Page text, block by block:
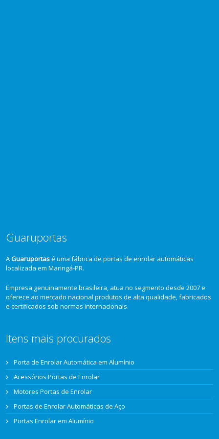
Guaruportas
AGuaruportasé uma fábrica de portas de enrolar automáticas
localizada em Maringá-PR.
Empresa genuinamente brasileira, atua no segmento desde 2007 e
oferece ao mercado nacional produtos de alta qualidade, fabricados
e certificados sob normas internacionais.
Itens mais procurados
Porta de Enrolar Automática em Alumínio
Acessórios Portas de Enrolar
Motores Portas de Enrolar
Portas de Enrolar Automáticas de Aço
Portas Enrolar em Alumínio